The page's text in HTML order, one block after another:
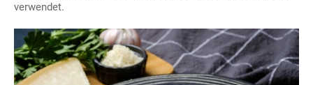
verwendet.